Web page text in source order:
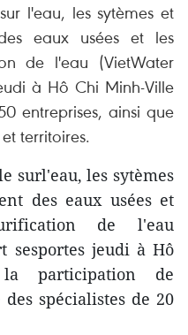
l'eau, les sytèmes et
eaux usées et les
de l'eau (VietWater
à Hô Chi Minh-Ville
entreprises, ainsi que
territoires.
surl'eau, les sytèmes
des eaux usées et
de l'eau
sesportes jeudi à Hô
participation de
spécialistes de 20